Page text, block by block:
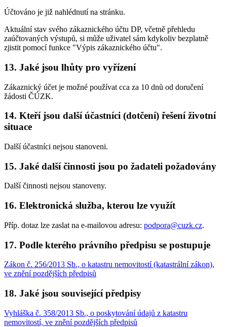
Účtováno je již nahlédnutí na stránku.
Aktuální stav svého zákaznického účtu DP, včetně přehledu
zaúčtovaných výstupů, si může uživatel sám kdykoliv bezplatně
zjistit pomocí funkce "Výpis zákaznického účtu".
13. Jaké jsou lhůty pro vyřízení
Zákaznický účet je možné používat cca za 10 dnů od doručení
žádosti ČÚZK.
14. Kteří jsou další účastníci (dotčení) řešení životní
situace
Další účastníci nejsou stanoveni.
15. Jaké další činnosti jsou po žadateli požadovány
Další činnosti nejsou stanoveny.
16. Elektronická služba, kterou lze využít
Příp. dotaz lze zaslat na e-mailovou adresu: podpora@cuzk.cz.
17. Podle kterého právního předpisu se postupuje
Zákon č. 256/2013 Sb., o katastru nemovitostí (katastrální zákon),
ve znění pozdějších předpisů
18. Jaké jsou související předpisy
Vyhláška č. 358/2013 Sb., o poskytování údajů z katastru
nemovitostí, ve znění pozdějších předpisů